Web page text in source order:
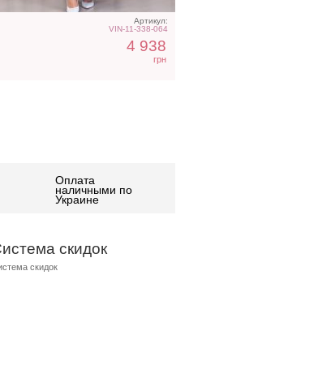
Артикул:
VIN-11-338-064
4 938
грн
Оплата
наличными по
Украине
скидок
скидок